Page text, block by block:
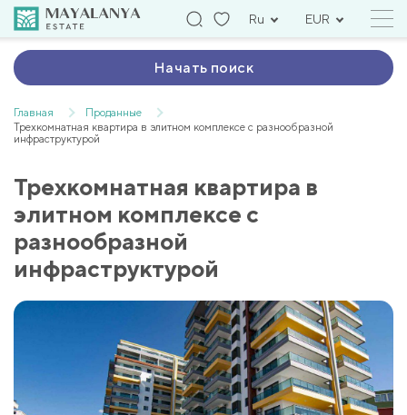
Ru EUR
Начать поиск
Главная
Проданные
Трехкомнатная квартира в элитном комплексе с разнообразной
инфраструктурой
Трехкомнатная квартира в
элитном комплексе с
разнообразной
инфраструктурой